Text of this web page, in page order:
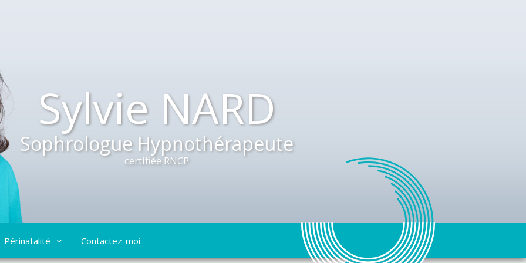
Sylvie NARD
Sophrologue Hypnothérapeute
certifiée RNCP
Périnatalité Contactez-moi